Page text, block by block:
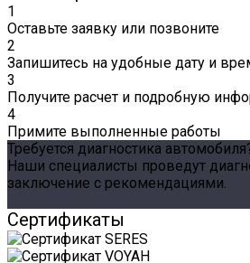
1
Оставьте заявку или позвоните
2
Запишитесь на удобные дату и
3
Получите расчет и подробную
4
Примите выполненные работы
Требуется диагностика
Наши специалисты проведут
заключение с рекомендациями.
Сертификаты